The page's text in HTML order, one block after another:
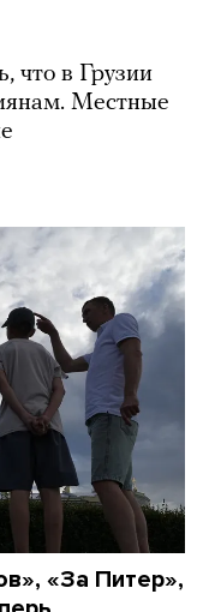
что в Грузии
Местные
«За Питер»,